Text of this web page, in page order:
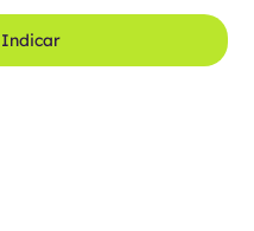
Indicar